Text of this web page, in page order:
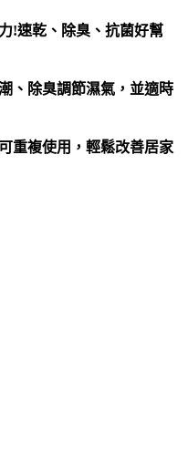
!速乾、除臭、抗菌好幫
、除臭調節濕氣，並適時
重複使用，輕鬆改善居家